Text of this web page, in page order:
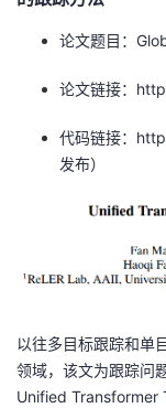
论文题目：
论文链接：
代码链接：
发布）
以往多目标跟踪和单
领域，该文为跟踪问
Unified Transformer